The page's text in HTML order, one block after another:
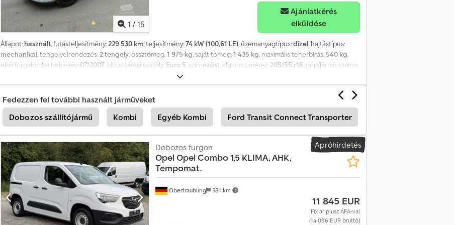
12V-os csatlakozó a középkonzolban, karosszéria színű külső ajtókilincsek.
1 / 15
Ajánlatkérés
elküldése
Állapot: használt, futásteljesítmény:229 530 km, teljesítmény:74 kW (100,61 LE), üzemanyagtípus:dízel, hajtástípus:
mechanikai, tengelyelrendezés:2 tengely, össztömeg:1 975 kg, saját tömeg:1 435 kg, maximális teherbírás: 540 kg,
első forgalomba helyezés: 07/2007, kibocsátási osztály: Euro 5, szín: ezüst, abroncs méret: 205/55 r16, gép/jármű száma:
ABS, ködlámpák, légzsák, utánfutó vonófej
Részecskeszűrő Cedpfx Afoqu Rnksdjrf Belső felszereltség: fekete szövetkárpit Légkondicionáló Acélfelnik 5 ülés
Hengerűrtartalom: 2 000 cm³ A tévedés joga fenntartva
Fedezzen fel további használt járműveket
Dobozos szállítójármű
Kombi Egyéb Kombi Ford Transit Connect Transporter
Apróhirdetés
Obertraubling 581 km
Dobozos furgon
OpelOpel Combo 1,5 KLIMA, AHK,
Tempomat.
11 845 EUR
Fix ár plusz ÁFA-val
(14 096 EUR bruttó)